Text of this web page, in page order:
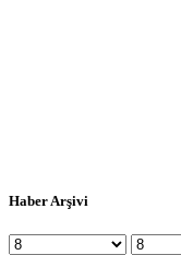
Haber Arşivi